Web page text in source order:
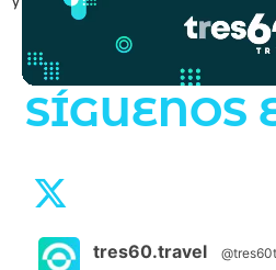
SÍGUENOS
tres60.travel